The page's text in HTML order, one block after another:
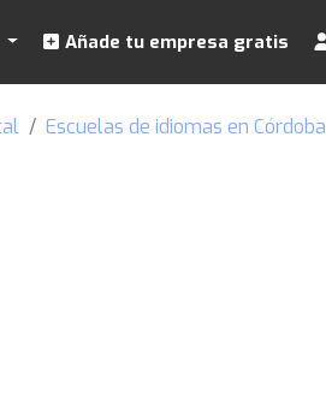
Añade tu empresa gratis
Escuelas de idiomas en Córdoba